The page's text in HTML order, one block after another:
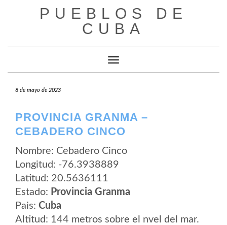
PUEBLOS DE
CUBA
Cambiar modo de navegación
8 de mayo de 2023
PROVINCIA GRANMA –
CEBADERO CINCO
Nombre: Cebadero Cinco
Longitud: -76.3938889
Latitud: 20.5636111
Estado: Provincia Granma
Pais: Cuba
Altitud: 144 metros sobre el nvel del mar.